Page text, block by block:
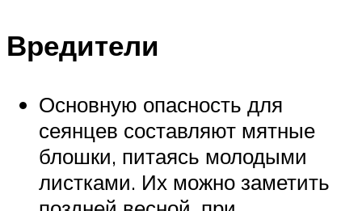
Вредители
Основную опасность для
сеянцев составляют мятные
блошки, питаясь молодыми
листками. Их можно заметить